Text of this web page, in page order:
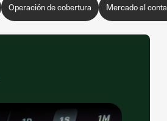
Operación de cobertura Mercado al